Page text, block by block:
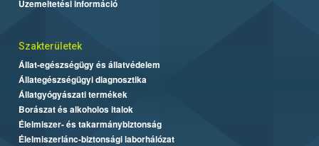
Üzemeltetési információ
Szakterületek
Állat-egészségügy és állatvédelem
Állategészségügyi diagnosztika
Állatgyógyászati termékek
Borászat és alkoholos italok
Élelmiszer- és takarmánybiztonság
Élelmiszerlánc-biztonsági laborhálózat